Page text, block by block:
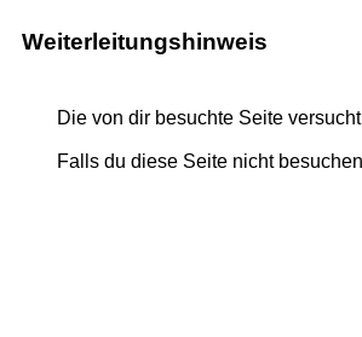
Weiterleitungshinweis
Die von dir besuchte Seite
Falls du diese Seite nicht